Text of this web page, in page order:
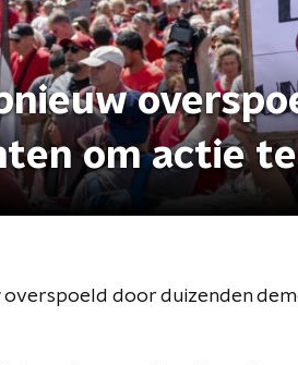
om actie
overspoeld door duizenden